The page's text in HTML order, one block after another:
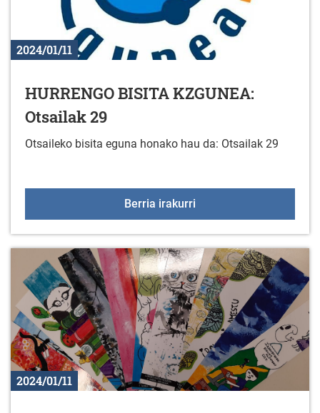
2024/01/11
HURRENGO BISITA KZGUNEA:
Otsailak 29
Otsaileko bisita eguna honako hau da: Otsailak 29
Berria irakurri
2024/01/11